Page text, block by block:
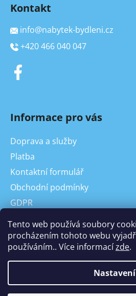
Tento web používá soubory
procházením tohoto webu
používáním.. Více informacízde.
Nastavení
Kontakt
info@nabytek-bydleni.cz
+420 466 040 047
Informace pro vás
Doprava a služby
Platba
Kontaktní formulář
Obchodní podmínky
GDPR
On-line odstoupení od kupní
Odstoupení od Kupní smlouvy
Reklamace